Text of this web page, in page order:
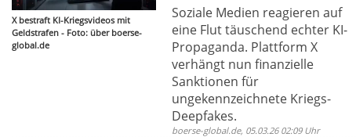
X bestraft KI-Kriegsvideos mit
Geldstrafen - Foto: über boerse-
global.de
Soziale Medien reagieren auf
eine Flut täuschend echter KI-
Propaganda. Plattform X
verhängt nun finanzielle
Sanktionen für
ungekennzeichnete Kriegs-
Deepfakes.
boerse-global.de, 05.03.26 02:09 Uhr